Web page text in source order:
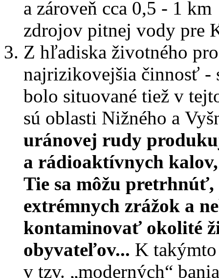
a zároveň cca 0,5 - 1
zdrojov pitnej vody pre
Z hľadiska životného
najrizikovejšia činnosť -
bolo situované tiež v
sú oblasti Nižného a
uránovej rudy
a rádioaktívnych
Tie sa môžu
extrémnych zrážok a
kontaminovať okolité
obyvateľov... K takýmto
v tzv. „moderných“